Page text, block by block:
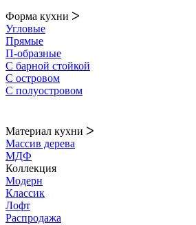
Форма кухни ᐳ
Угловые
Прямые
П-образные
С барной стойкой
С островом
С полуостровом
Материал кухни ᐳ
Массив дерева
МДФ
Коллекция
Модерн
Классик
Лофт
Распродажа